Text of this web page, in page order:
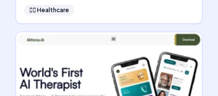
👩‍⚕️ Healthcare